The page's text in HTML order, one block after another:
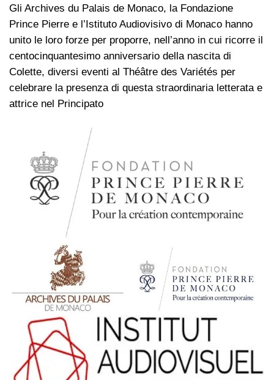
Gli Archives du Palais de Monaco, la Fondazione
Prince Pierre e l’Istituto Audiovisivo di Monaco hanno
unito le loro forze per proporre, nell’anno in cui ricorre il
centocinquantesimo anniversario della nascita di
Colette, diversi eventi al Théâtre des Variétés per
celebrare la presenza di questa straordinaria letterata e
attrice nel Principato